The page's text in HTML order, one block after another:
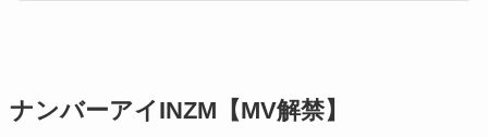
ナンバーアイINZM【MV解禁】